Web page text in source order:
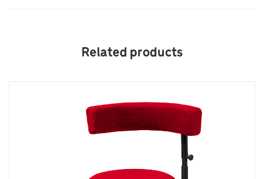
Related products